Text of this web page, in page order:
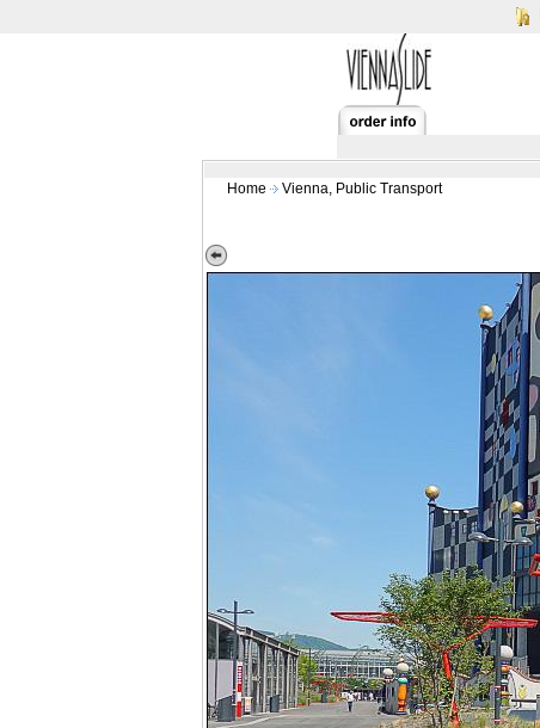
Home Vienna, Public Transport